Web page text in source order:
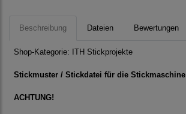
Beschreibung Dateien Bewertungen
Shop-Kategorie: ITH Stickprojekte
Stickmuster / Stickdatei für die Stickmaschine
ACHTUNG!